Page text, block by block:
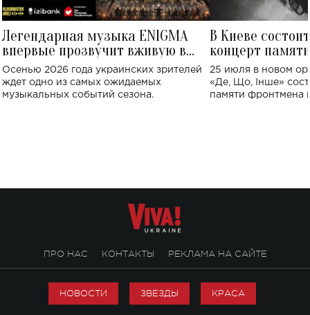
Легендарная музыка ENIGMA
впервые прозвучит вживую в
Украине: где состоится концерт
Осенью 2026 года украинских зрителей
ждет одно из самых ожидаемых
музыкальных событий сезона.
В Киеве
концерт
Клименко:
исполнят песни
25 июля в новом
«Де, Що, Інше»
памяти фронтмена
ПРО НАС КОНТАКТЫ РЕКЛАМА НА САЙТЕ
НОВОСТИ ЗВЕЗДЫ КРАСА